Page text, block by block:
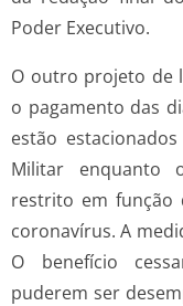
Poder Executivo.
O outro projeto de
o pagamento das
estão
Militar enquanto
restrito em função
coronavírus. A
O benefício
puderem ser